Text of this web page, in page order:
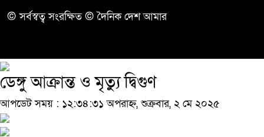
© সর্বস্বত্ব সংরক্ষিত © দৈনিক দেশ আমার
ডেঙ্গু আক্রান্ত ও মৃত্যু দ্বিগুণ
আপডেট সময় : ১২:৩৪:৩১ অপরাহ্ন, শুক্রবার, ২ মে ২০২৫